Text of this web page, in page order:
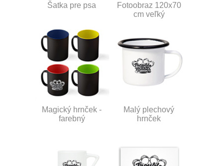
Šatka pre psa
Fotoobraz 120x70
cm veľký
Magický hrnček -
farebný
Malý plechový
hrnček